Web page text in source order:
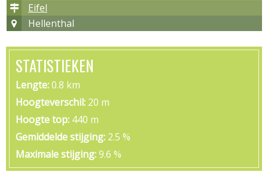
Eifel
Hellenthal
STATISTIEKEN
Lengte 0.8 km
Hoogteverschil 20 m
Hoogte top 440 m
Gemiddelde stijging 2.5 %
Maximale stijging 9.6 %